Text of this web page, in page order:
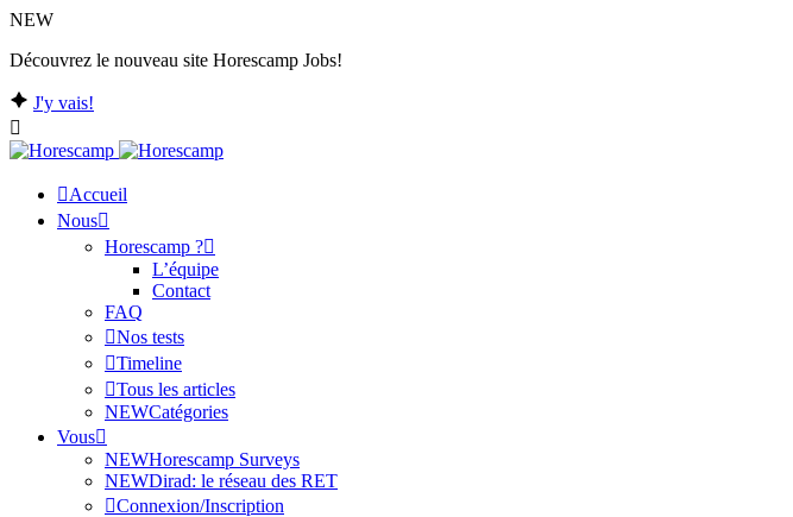
NEW
Découvrez le nouveau site Horescamp Jobs!
J'y vais!
Accueil
Nous
Horescamp ?
L’équipe
Contact
FAQ
Nos tests
Timeline
Tous les articles
NEWCatégories
Vous
NEWHorescamp Surveys
NEWDirad: le réseau des RET
Connexion/Inscription